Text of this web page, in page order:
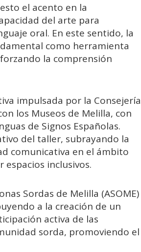
el acento en la
del arte para
oral. En este sentido, la
como herramienta
la comprensión
impulsada por la Consejería
los Museos de Melilla, con
de Signos Españolas.
del taller, subrayando la
comunicativa en el ámbito
inclusivos.
Sordas de Melilla (ASOME)
a la creación de un
activa de las
sorda, promoviendo el